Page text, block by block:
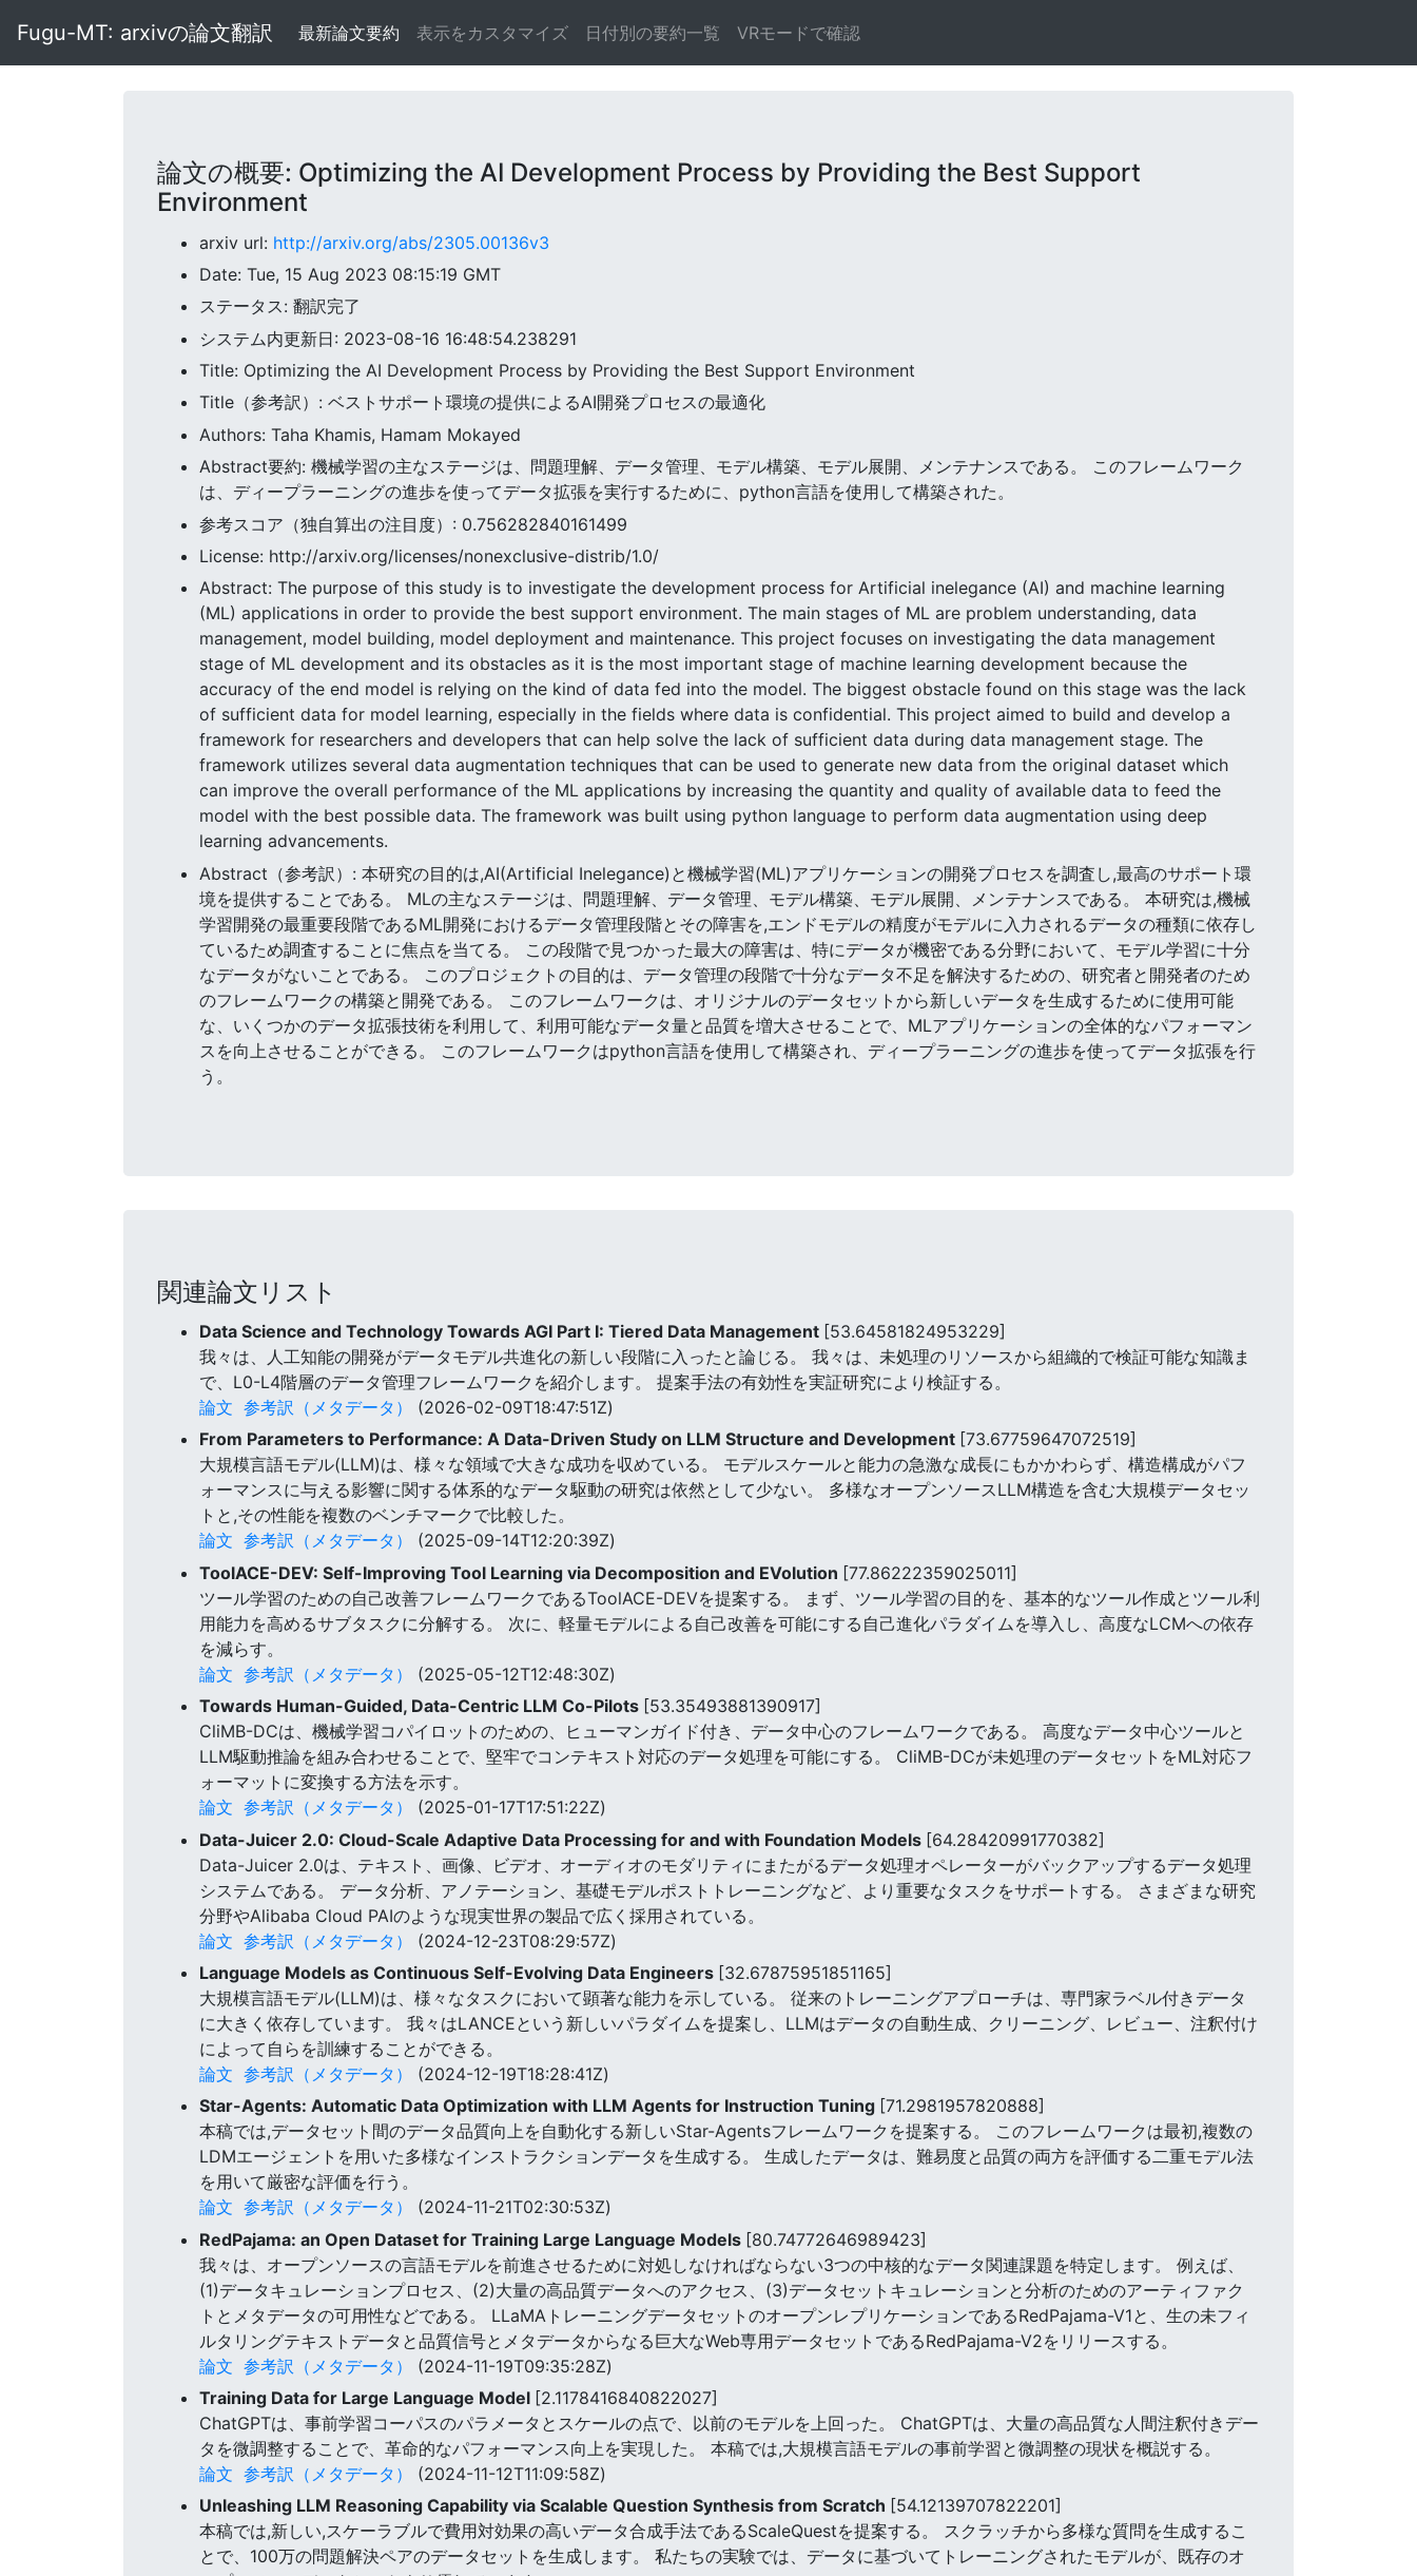
Fugu-MT: arxivの論文翻訳 最新論文要約 表示をカスタマイズ 日付別の要約一覧 VRモードで確認
論文の概要: Optimizing the AI Development Process by Providing the Best Support
Environment
arxiv url: http://arxiv.org/abs/2305.00136v3
Date: Tue, 15 Aug 2023 08:15:19 GMT
ステータス: 翻訳完了
システム内更新日: 2023-08-16 16:48:54.238291
Title: Optimizing the AI Development Process by Providing the Best Support Environment
Title（参考訳）: ベストサポート環境の提供によるAI開発プロセスの最適化
Authors: Taha Khamis, Hamam Mokayed
Abstract要約: 機械学習の主なステージは、問題理解、データ管理、モデル構築、モデル展開、メンテナンスである。 このフレームワーク
は、ディープラーニングの進歩を使ってデータ拡張を実行するために、python言語を使用して構築された。
参考スコア（独自算出の注目度）: 0.756282840161499
License: http://arxiv.org/licenses/nonexclusive-distrib/1.0/
Abstract: The purpose of this study is to investigate the development process for Artificial inelegance (AI) and machine learning
(ML) applications in order to provide the best support environment. The main stages of ML are problem understanding, data
management, model building, model deployment and maintenance. This project focuses on investigating the data management
stage of ML development and its obstacles as it is the most important stage of machine learning development because the
accuracy of the end model is relying on the kind of data fed into the model. The biggest obstacle found on this stage was the lack
of sufficient data for model learning, especially in the fields where data is confidential. This project aimed to build and develop a
framework for researchers and developers that can help solve the lack of sufficient data during data management stage. The
framework utilizes several data augmentation techniques that can be used to generate new data from the original dataset which
can improve the overall performance of the ML applications by increasing the quantity and quality of available data to feed the
model with the best possible data. The framework was built using python language to perform data augmentation using deep
learning advancements.
Abstract（参考訳）: 本研究の目的は,AI(Artificial Inelegance)と機械学習(ML)アプリケーションの開発プロセスを調査し,最高のサポート環
境を提供することである。 MLの主なステージは、問題理解、データ管理、モデル構築、モデル展開、メンテナンスである。 本研究は,機械
学習開発の最重要段階であるML開発におけるデータ管理段階とその障害を,エンドモデルの精度がモデルに入力されるデータの種類に依存し
ているため調査することに焦点を当てる。 この段階で見つかった最大の障害は、特にデータが機密である分野において、モデル学習に十分
なデータがないことである。 このプロジェクトの目的は、データ管理の段階で十分なデータ不足を解決するための、研究者と開発者のため
のフレームワークの構築と開発である。 このフレームワークは、オリジナルのデータセットから新しいデータを生成するために使用可能
な、いくつかのデータ拡張技術を利用して、利用可能なデータ量と品質を増大させることで、MLアプリケーションの全体的なパフォーマン
スを向上させることができる。 このフレームワークはpython言語を使用して構築され、ディープラーニングの進歩を使ってデータ拡張を行
う。
関連論文リスト
Data Science and Technology Towards AGI Part I: Tiered Data Management [53.64581824953229]
我々は、人工知能の開発がデータモデル共進化の新しい段階に入ったと論じる。 我々は、未処理のリソースから組織的で検証可能な知識ま
で、L0-L4階層のデータ管理フレームワークを紹介します。 提案手法の有効性を実証研究により検証する。
論文 参考訳（メタデータ）
(2026-02-09T18:47:51Z)
From Parameters to Performance: A Data-Driven Study on LLM Structure and Development [73.67759647072519]
大規模言語モデル(LLM)は、様々な領域で大きな成功を収めている。 モデルスケールと能力の急激な成長にもかかわらず、構造構成がパフ
ォーマンスに与える影響に関する体系的なデータ駆動の研究は依然として少ない。 多様なオープンソースLLM構造を含む大規模データセッ
トと,その性能を複数のベンチマークで比較した。
論文 参考訳（メタデータ）
(2025-09-14T12:20:39Z)
ToolACE-DEV: Self-Improving Tool Learning via Decomposition and EVolution [77.86222359025011]
ツール学習のための自己改善フレームワークであるToolACE-DEVを提案する。 まず、ツール学習の目的を、基本的なツール作成とツール利
用能力を高めるサブタスクに分解する。 次に、軽量モデルによる自己改善を可能にする自己進化パラダイムを導入し、高度なLCMへの依存
を減らす。
論文 参考訳（メタデータ）
(2025-05-12T12:48:30Z)
Towards Human-Guided, Data-Centric LLM Co-Pilots [53.35493881390917]
CliMB-DCは、機械学習コパイロットのための、ヒューマンガイド付き、データ中心のフレームワークである。 高度なデータ中心ツールと
LLM駆動推論を組み合わせることで、堅牢でコンテキスト対応のデータ処理を可能にする。 CliMB-DCが未処理のデータセットをML対応フ
ォーマットに変換する方法を示す。
論文 参考訳（メタデータ）
(2025-01-17T17:51:22Z)
Data-Juicer 2.0: Cloud-Scale Adaptive Data Processing for and with Foundation Models [64.28420991770382]
Data-Juicer 2.0は、テキスト、画像、ビデオ、オーディオのモダリティにまたがるデータ処理オペレーターがバックアップするデータ処理
システムである。 データ分析、アノテーション、基礎モデルポストトレーニングなど、より重要なタスクをサポートする。 さまざまな研究
分野やAlibaba Cloud PAIのような現実世界の製品で広く採用されている。
論文 参考訳（メタデータ）
(2024-12-23T08:29:57Z)
Language Models as Continuous Self-Evolving Data Engineers [32.67875951851165]
大規模言語モデル(LLM)は、様々なタスクにおいて顕著な能力を示している。 従来のトレーニングアプローチは、専門家ラベル付きデータ
に大きく依存しています。 我々はLANCEという新しいパラダイムを提案し、LLMはデータの自動生成、クリーニング、レビュー、注釈付け
によって自らを訓練することができる。
論文 参考訳（メタデータ）
(2024-12-19T18:28:41Z)
Star-Agents: Automatic Data Optimization with LLM Agents for Instruction Tuning [71.2981957820888]
本稿では,データセット間のデータ品質向上を自動化する新しいStar-Agentsフレームワークを提案する。 このフレームワークは最初,複数の
LDMエージェントを用いた多様なインストラクションデータを生成する。 生成したデータは、難易度と品質の両方を評価する二重モデル法
を用いて厳密な評価を行う。
論文 参考訳（メタデータ）
(2024-11-21T02:30:53Z)
RedPajama: an Open Dataset for Training Large Language Models [80.74772646989423]
我々は、オープンソースの言語モデルを前進させるために対処しなければならない3つの中核的なデータ関連課題を特定します。 例えば、
(1)データキュレーションプロセス、(2)大量の高品質データへのアクセス、(3)データセットキュレーションと分析のためのアーティファク
トとメタデータの可用性などである。 LLaMAトレーニングデータセットのオープンレプリケーションであるRedPajama-V1と、生の未フィ
ルタリングテキストデータと品質信号とメタデータからなる巨大なWeb専用データセットであるRedPajama-V2をリリースする。
論文 参考訳（メタデータ）
(2024-11-19T09:35:28Z)
Training Data for Large Language Model [2.1178416840822027]
ChatGPTは、事前学習コーパスのパラメータとスケールの点で、以前のモデルを上回った。 ChatGPTは、大量の高品質な人間注釈付きデー
タを微調整することで、革命的なパフォーマンス向上を実現した。 本稿では,大規模言語モデルの事前学習と微調整の現状を概説する。
論文 参考訳（メタデータ）
(2024-11-12T11:09:58Z)
Unleashing LLM Reasoning Capability via Scalable Question Synthesis from Scratch [54.12139707822201]
本稿では,新しい,スケーラブルで費用対効果の高いデータ合成手法であるScaleQuestを提案する。 スクラッチから多様な質問を生成するこ
とで、100万の問題解決ペアのデータセットを生成します。 私たちの実験では、データに基づいてトレーニングされたモデルが、既存のオ